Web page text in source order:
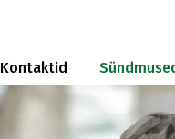
Kontaktid